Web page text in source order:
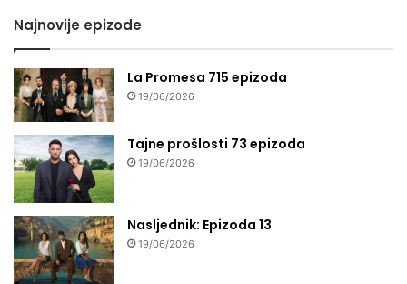
Najnovije epizode
La Promesa 715 epizoda
19/06/2026
Tajne prošlosti 73 epizoda
19/06/2026
Nasljednik: Epizoda 13
19/06/2026